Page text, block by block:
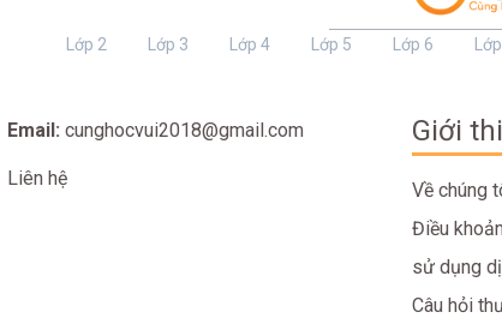
Lớp 2 Lớp 3 Lớp 4 Lớp 5 Lớp 6
Email: cunghocvui2018@gmail.com
Liên hệ
Giới
Về chúng
Điều
sử dụng
Câu hỏi